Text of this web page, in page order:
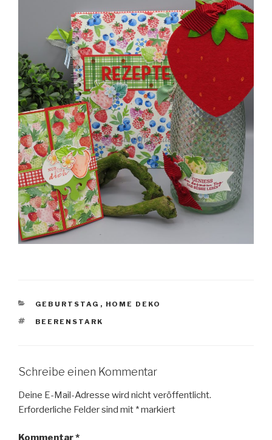
KATEGORIEN
GEBURTSTAG , HOME DEKO
SCHLAGWÖRTER
BEERENSTARK
Schreibe einen Kommentar
Deine E-Mail-Adresse wird nicht veröffentlicht.
Erforderliche Felder sind mit *markiert